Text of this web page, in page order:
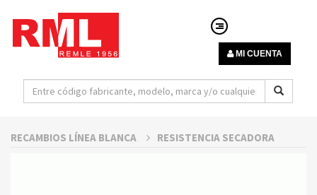
MI CUENTA
RECAMBIOS LÍNEA BLANCA RESISTENCIA SECADORA